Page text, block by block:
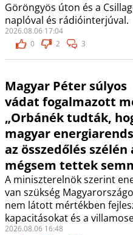
Göröngyös úton és a
naplóval és rádióinterjúval.
2026.08.06 17:04
0
2 3
Magyar Péter súlyos
vádat fogalmazott
„Orbánék tudták,
magyar
az összedőlés szélén
mégsem tettek
A miniszterelnök szerint
van szükség
nem látott mértékben
kapacitásokat és a
2026.08.06 16:48